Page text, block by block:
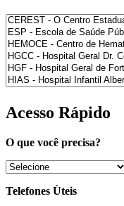
Acesso Rápido
O que você precisa?
Telefones Ùteis